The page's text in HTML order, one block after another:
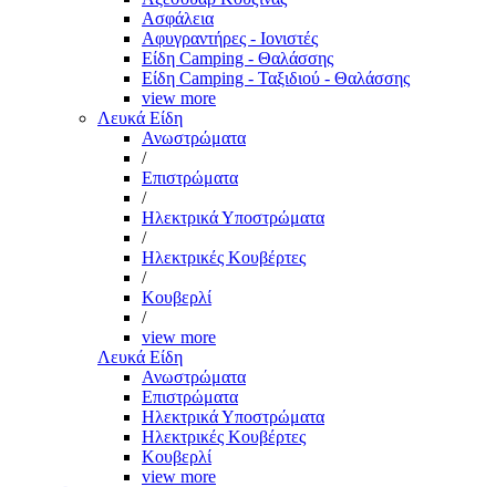
Ασφάλεια
Αφυγραντήρες - Ιονιστές
Είδη Camping - Θαλάσσης
Είδη Camping - Ταξιδιού - Θαλάσσης
view more
Λευκά Είδη
Ανωστρώματα
/
Επιστρώματα
/
Ηλεκτρικά Υποστρώματα
/
Ηλεκτρικές Κουβέρτες
/
Κουβερλί
/
view more
Λευκά Είδη
Ανωστρώματα
Επιστρώματα
Ηλεκτρικά Υποστρώματα
Ηλεκτρικές Κουβέρτες
Κουβερλί
view more